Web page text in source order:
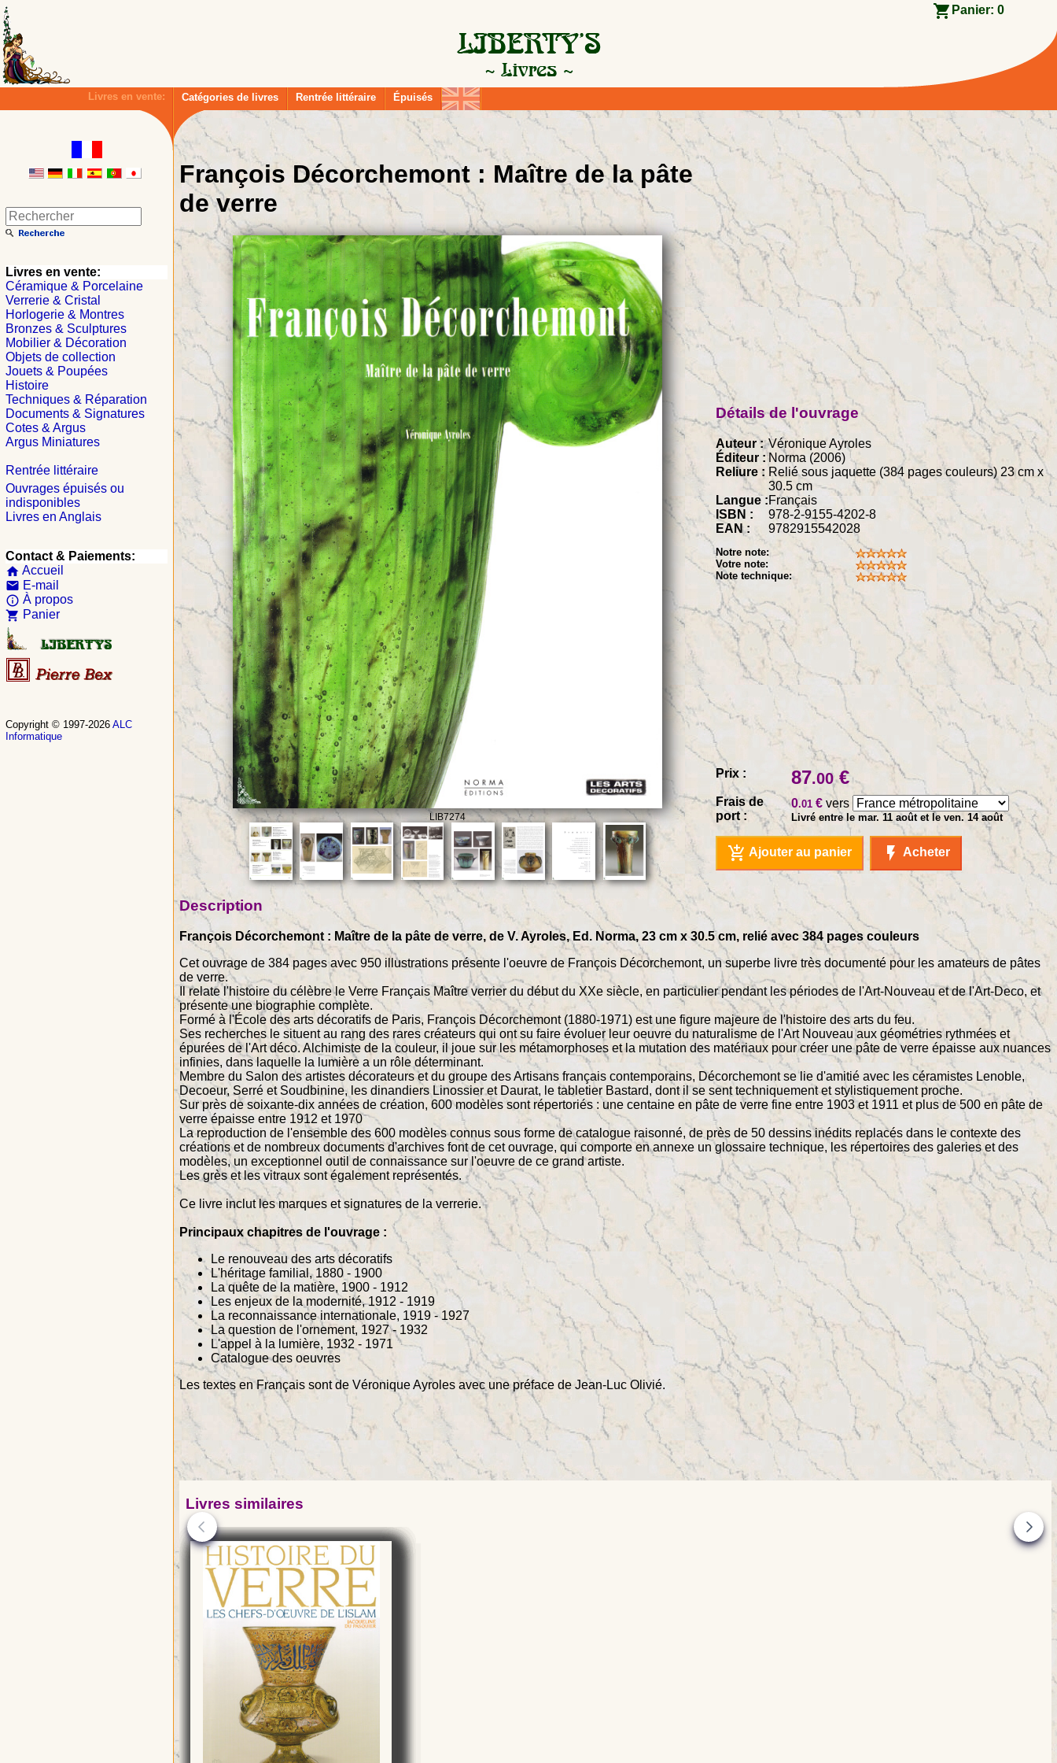
Panier: 0
Livres en vente: Catégories de livres Rentrée littéraire Épuisés
François Décorchemont : Maître de la pâte
de verre
LIB7274
Prix : 87.00€
Frais de
port :
0.01 € vers
Livré entre le mar. 11 août et le ven. 14 août
add_shopping_cart Ajouter au panier flash_on Acheter
Détails de l'ouvrage
Auteur : Véronique Ayroles
Éditeur : Norma (2006)
Reliure : Relié sous jaquette (384 pages couleurs) 23 cm x
30.5 cm
Langue :Français
ISBN :
978-2-9155-4202-8
EAN :
9782915542028
Notre note:
Votre note:
Note technique:
Description
François Décorchemont : Maître de la pâte de verre, de V. Ayroles, Ed. Norma, 23 cm x 30.5 cm, relié avec 384 pages couleurs
Cet ouvrage de 384 pages avec 950 illustrations présente l'oeuvre de François Décorchemont, un superbe livre très documenté pour les amateurs de pâtes
de verre.
Il relate l'histoire du célèbre le Verre Français Maître verrier du début du XXe siècle, en particulier pendant les périodes de l'Art-Nouveau et de l'Art-Deco, et
présente une biographie complète.
Formé à l'École des arts décoratifs de Paris, François Décorchemont (1880-1971) est une figure majeure de l'histoire des arts du feu.
Ses recherches le situent au rang des rares créateurs qui ont su faire évoluer leur oeuvre du naturalisme de l'Art Nouveau aux géométries rythmées et
épurées de l'Art déco. Alchimiste de la couleur, il joue sur les métamorphoses et la mutation des matériaux pour créer une pâte de verre épaisse aux nuances
infinies, dans laquelle la lumière a un rôle déterminant.
Membre du Salon des artistes décorateurs et du groupe des Artisans français contemporains, Décorchemont se lie d'amitié avec les céramistes Lenoble,
Decoeur, Serré et Soudbinine, les dinandiers Linossier et Daurat, le tabletier Bastard, dont il se sent techniquement et stylistiquement proche.
Sur près de soixante-dix années de création, 600 modèles sont répertoriés : une centaine en pâte de verre fine entre 1903 et 1911 et plus de 500 en pâte de
verre épaisse entre 1912 et 1970
La reproduction de l'ensemble des 600 modèles connus sous forme de catalogue raisonné, de près de 50 dessins inédits replacés dans le contexte des
créations et de nombreux documents d'archives font de cet ouvrage, qui comporte en annexe un glossaire technique, les répertoires des galeries et des
modèles, un exceptionnel outil de connaissance sur l'oeuvre de ce grand artiste.
Les grès et les vitraux sont également représentés.
Ce livre inclut les marques et signatures de la verrerie.
Principaux chapitres de l'ouvrage :
Le renouveau des arts décoratifs
L'héritage familial, 1880 - 1900
La quête de la matière, 1900 - 1912
Les enjeux de la modernité, 1912 - 1919
La reconnaissance internationale, 1919 - 1927
La question de l'ornement, 1927 - 1932
L'appel à la lumière, 1932 - 1971
Catalogue des oeuvres
Les textes en Français sont de Véronique Ayroles avec une préface de Jean-Luc Olivié.
Livres similaires
Livres en vente:
Céramique & Porcelaine
Verrerie & Cristal
Horlogerie & Montres
Bronzes & Sculptures
Mobilier & Décoration
Objets de collection
Jouets & Poupées
Histoire
Techniques & Réparation
Documents & Signatures
Cotes & Argus
Argus Miniatures
Rentrée littéraire
Ouvrages épuisés ou
indisponibles
Livres en Anglais
Contact & Paiements:
home Accueil
email E-mail
info_outline À propos
shopping_cart Panier
Copyright © 1997-2026 ALC
Informatique